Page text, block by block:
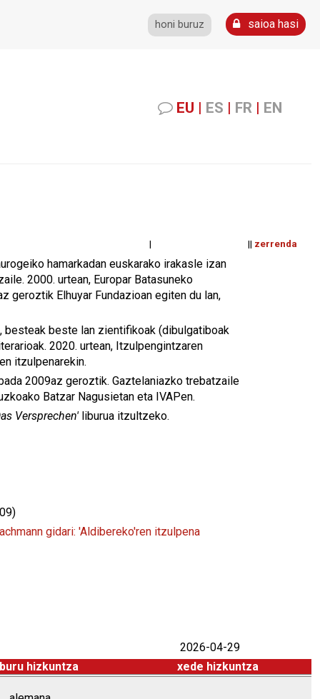
honi buruz saioa hasi
EU | ES | FR | EN
| || zerrenda
hamarkadan euskarako irakasle izan
2000. urtean, Europar Batasuneko
geroztik Elhuyar Fundazioan egiten du lan,
besteak beste lan zientifikoak (dibulgatiboak
2020. urtean, Itzulpengintzaren
itzulpenarekin.
2009az geroztik. Gaztelaniazko trebatzaile
Batzar Nagusietan eta IVAPen.
Versprechen' liburua itzultzeko.
gidari: 'Aldibereko'ren itzulpena
2026-04-29
hizkuntza xede hizkuntza